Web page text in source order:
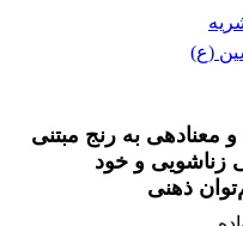
(ع)
معنادهی به رنج مبتنی
زناشویی و خود
ذهنی